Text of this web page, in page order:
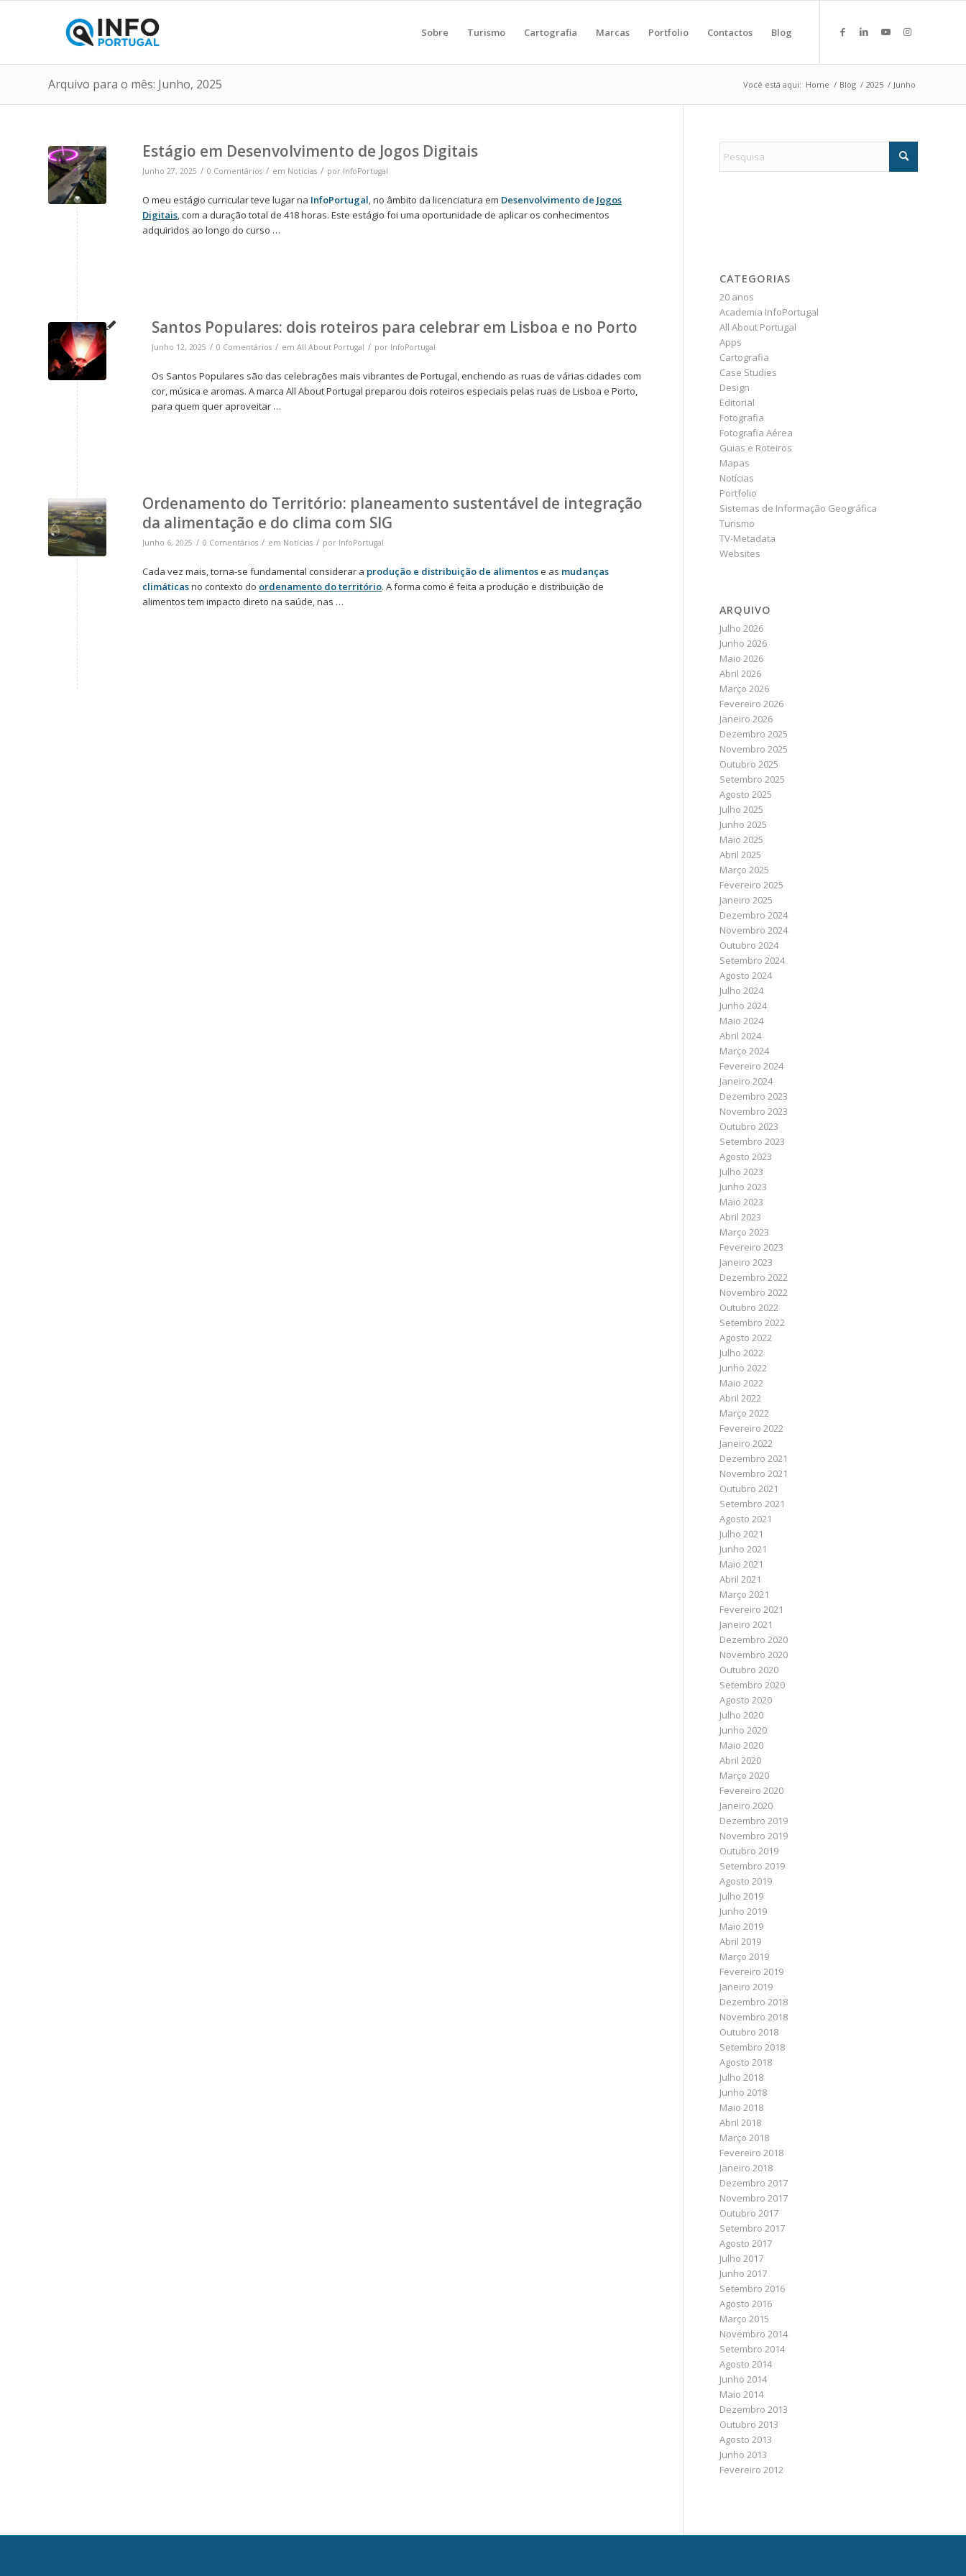
Sobre Turismo Cartografia Marcas Portfolio Contactos Blog
Arquivo para o mês: Junho, 2025 Você está aqui: Home / Blog / 2025 / Junho
Estágio em Desenvolvimento de Jogos Digitais
Junho 27, 2025 / 0 Comentários / em Notícias / por InfoPortugal
O meu estágio curricular teve lugar na InfoPortugal, no âmbito da licenciatura em Desenvolvimento de Jogos
Digitais, com a duração total de 418 horas. Este estágio foi uma oportunidade de aplicar os conhecimentos
adquiridos ao longo do curso …
Santos Populares: dois roteiros para celebrar em Lisboa e no Porto
Junho 12, 2025 / 0 Comentários / em All About Portugal / por InfoPortugal
Os Santos Populares são das celebrações mais vibrantes de Portugal, enchendo as ruas de várias cidades com
cor, música e aromas. A marca All About Portugal preparou dois roteiros especiais pelas ruas de Lisboa e Porto,
para quem quer aproveitar …
Ordenamento do Território: planeamento sustentável de integração
da alimentação e do clima com SIG
Junho 6, 2025 / 0 Comentários / em Notícias / por InfoPortugal
Cada vez mais, torna-se fundamental considerar a produção e distribuição de alimentose as mudanças
climáticasno contexto do ordenamento do território. A forma como é feita a produção e distribuição de
alimentos tem impacto direto na saúde, nas …
CATEGORIAS
20 anos
Academia InfoPortugal
All About Portugal
Apps
Cartografia
Case Studies
Design
Editorial
Fotografia
Fotografia Aérea
Guias e Roteiros
Mapas
Notícias
Portfolio
Sistemas de Informação Geográfica
Turismo
TV-Metadata
Websites
ARQUIVO
Julho 2026
Junho 2026
Maio 2026
Abril 2026
Março 2026
Fevereiro 2026
Janeiro 2026
Dezembro 2025
Novembro 2025
Outubro 2025
Setembro 2025
Agosto 2025
Julho 2025
Junho 2025
Maio 2025
Abril 2025
Março 2025
Fevereiro 2025
Janeiro 2025
Dezembro 2024
Novembro 2024
Outubro 2024
Setembro 2024
Agosto 2024
Julho 2024
Junho 2024
Maio 2024
Abril 2024
Março 2024
Fevereiro 2024
Janeiro 2024
Dezembro 2023
Novembro 2023
Outubro 2023
Setembro 2023
Agosto 2023
Julho 2023
Junho 2023
Maio 2023
Abril 2023
Março 2023
Fevereiro 2023
Janeiro 2023
Dezembro 2022
Novembro 2022
Outubro 2022
Setembro 2022
Agosto 2022
Julho 2022
Junho 2022
Maio 2022
Abril 2022
Março 2022
Fevereiro 2022
Janeiro 2022
Dezembro 2021
Novembro 2021
Outubro 2021
Setembro 2021
Agosto 2021
Julho 2021
Junho 2021
Maio 2021
Abril 2021
Março 2021
Fevereiro 2021
Janeiro 2021
Dezembro 2020
Novembro 2020
Outubro 2020
Setembro 2020
Agosto 2020
Julho 2020
Junho 2020
Maio 2020
Abril 2020
Março 2020
Fevereiro 2020
Janeiro 2020
Dezembro 2019
Novembro 2019
Outubro 2019
Setembro 2019
Agosto 2019
Julho 2019
Junho 2019
Maio 2019
Abril 2019
Março 2019
Fevereiro 2019
Janeiro 2019
Dezembro 2018
Novembro 2018
Outubro 2018
Setembro 2018
Agosto 2018
Julho 2018
Junho 2018
Maio 2018
Abril 2018
Março 2018
Fevereiro 2018
Janeiro 2018
Dezembro 2017
Novembro 2017
Outubro 2017
Setembro 2017
Agosto 2017
Julho 2017
Junho 2017
Setembro 2016
Agosto 2016
Março 2015
Novembro 2014
Setembro 2014
Agosto 2014
Junho 2014
Maio 2014
Dezembro 2013
Outubro 2013
Agosto 2013
Junho 2013
Fevereiro 2012